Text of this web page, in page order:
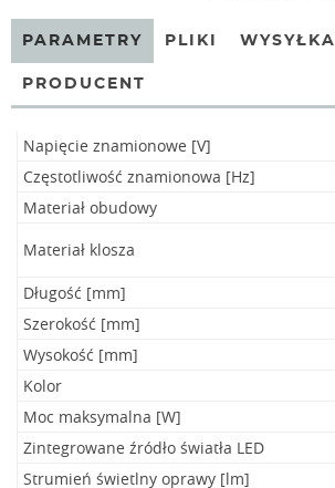
PARAMETRY PLIKI WYSYŁKA
PRODUCENT
Napięcie znamionowe [V]
Częstotliwość znamionowa [Hz]
Materiał obudowy
Materiał klosza
Długość [mm]
Szerokość [mm]
Wysokość [mm]
Kolor
Moc maksymalna [W]
Zintegrowane źródło światła LED
Strumień świetlny oprawy [lm]